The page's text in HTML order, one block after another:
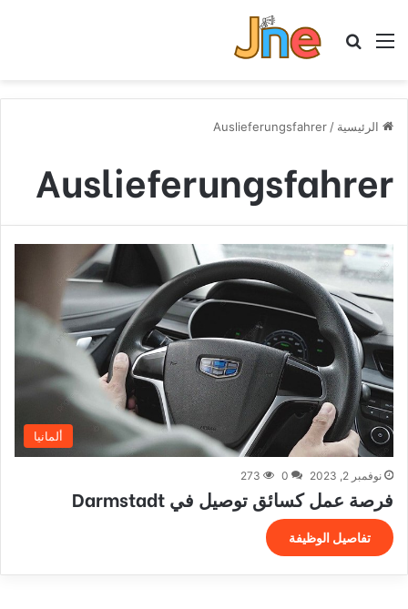
القائمة بحث عن
الرئيسية /
Auslieferungsfahrer
Auslieferungsfahrer
ألمانيا
نوفمبر 2, 2023 0
273
فرصة عمل كسائق توصيل في Darmstadt
تفاصيل الوظيفة